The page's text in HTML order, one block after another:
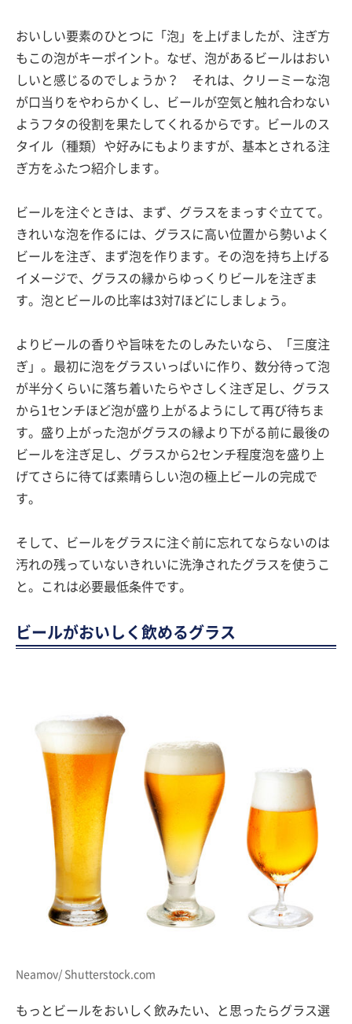
おいしい要素のひとつに「泡」を上げましたが、注ぎ方
もこの泡がキーポイント。なぜ、泡があるビールはおい
しいと感じるのでしょうか？ それは、クリーミーな泡
が口当りをやわらかくし、ビールが空気と触れ合わない
ようフタの役割を果たしてくれるからです。ビールのス
タイル（種類）や好みにもよりますが、基本とされる注
ぎ方をふたつ紹介します。
ビールを注ぐときは、まず、グラスをまっすぐ立てて。
きれいな泡を作るには、グラスに高い位置から勢いよく
ビールを注ぎ、まず泡を作ります。その泡を持ち上げる
イメージで、グラスの縁からゆっくりビールを注ぎま
す。泡とビールの比率は3対7ほどにしましょう。
よりビールの香りや旨味をたのしみたいなら、「三度注
ぎ」。最初に泡をグラスいっぱいに作り、数分待って泡
が半分くらいに落ち着いたらやさしく注ぎ足し、グラス
から1センチほど泡が盛り上がるようにして再び待ちま
す。盛り上がった泡がグラスの縁より下がる前に最後の
ビールを注ぎ足し、グラスから2センチ程度泡を盛り上
げてさらに待てば素晴らしい泡の極上ビールの完成で
す。
そして、ビールをグラスに注ぐ前に忘れてならないのは
汚れの残っていないきれいに洗浄されたグラスを使うこ
と。これは必要最低条件です。
ビールがおいしく飲めるグラス
Neamov/ Shutterstock.com
もっとビールをおいしく飲みたい、と思ったらグラス選